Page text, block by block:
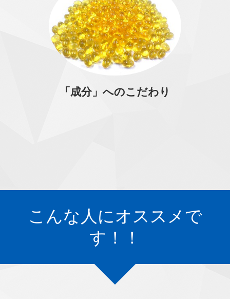
「成分」へのこだわり
こんな人にオススメで
す！！